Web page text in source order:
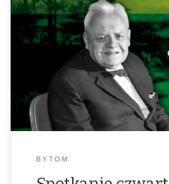
Towarzystwo Miłośników Lwowa
Wschodnich w Bytomiu zaprasza
Kuby Kozłowskiego z Domu
Temat prelekcji: „Z Melchiorem
Godzina: 16:00
Moniuszki 13, Bytom W trakcie
BYTOM